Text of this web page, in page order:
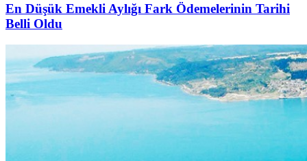
En Düşük Emekli Aylığı Fark Ödemelerinin Tarihi
Belli Oldu